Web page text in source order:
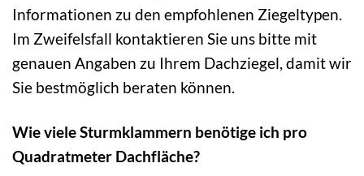
Informationen zu den empfohlenen Ziegeltypen.
Im Zweifelsfall kontaktieren Sie uns bitte mit
genauen Angaben zu Ihrem Dachziegel, damit wir
Sie bestmöglich beraten können.
Wie viele Sturmklammern benötige ich pro
Quadratmeter Dachfläche?